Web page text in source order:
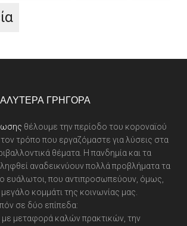
ΓΡΉΓΟΡΑ
θέλουμε την περίοδο του κοροναϊού
τρόπο που εργαζόμαστε για λύσεις στα
θέματα. Η πανδημία και τα
αναδεικνύουν πολλά προβλήματα τα
ευάλωτοι, που αντιπροσωπεύουν, όμως,
κομμάτι της κοινωνίας μας.
σε δύο επίπεδα:
με μεταφορά καλών πρακτικών, την